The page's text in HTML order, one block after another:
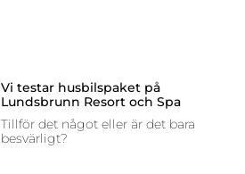
Vi testar husbilspaket på
Lundsbrunn Resort och Spa
Tillför det något eller är det bara
besvärligt?